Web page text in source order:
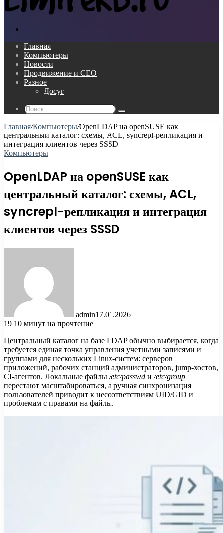
Главная
Компьютеры
Новости
Продвижение и СЕО
Разное
Досуг
Поиск...
Главная/Компьютеры/OpenLDAP на openSUSE как
центральный каталог: схемы, ACL, syncrepl-репликация и
интеграция клиентов через SSSD
Компьютеры
OpenLDAP на openSUSE как
центральный каталог: схемы, ACL,
syncrepl-репликация и интеграция
клиентов через SSSD
admin17.01.2026
19 10 минут на прочтение
Центральный каталог на базе LDAP обычно выбирается, когда
требуется единая точка управления учетными записями и
группами для нескольких Linux-систем: серверов
приложений, рабочих станций администраторов, jump-хостов,
CI-агентов. Локальные файлы /etc/passwd и /etc/group
перестают масштабироваться, а ручная синхронизация
пользователей приводит к несоответствиям UID/GID и
проблемам с правами на файлы.